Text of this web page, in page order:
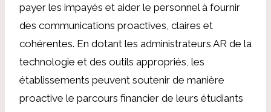
payer les impayés et aider le personnel à fournir
des communications proactives, claires et
cohérentes. En dotant les administrateurs AR de la
technologie et des outils appropriés, les
établissements peuvent soutenir de manière
proactive le parcours financier de leurs étudiants